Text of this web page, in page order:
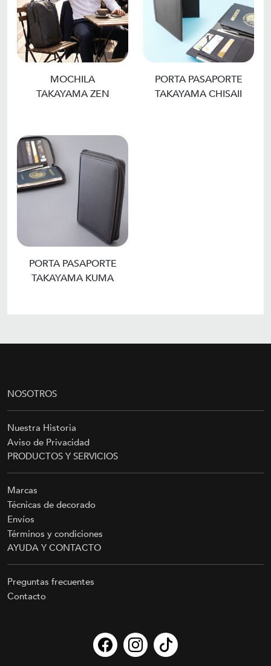
MOCHILA
TAKAYAMA ZEN
PORTA PASAPORTE
TAKAYAMA CHISAII
PORTA PASAPORTE
TAKAYAMA KUMA
NOSOTROS
Nuestra Historia
Aviso de Privacidad
PRODUCTOS Y SERVICIOS
Marcas
Técnicas de decorado
Envíos
Términos y condiciones
AYUDA Y CONTACTO
Preguntas frecuentes
Contacto